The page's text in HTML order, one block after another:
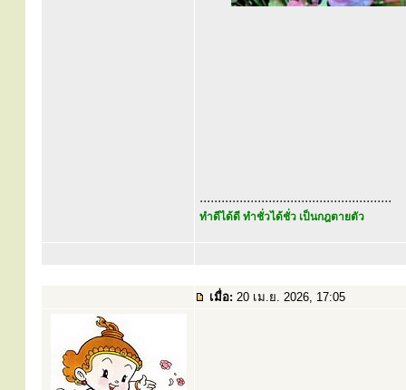
.....................................................
ทำดีได้ดี ทำชั่วได้ชั่ว เป็นกฎตายตัว
เมื่อ: 20 เม.ย. 2026, 17:05